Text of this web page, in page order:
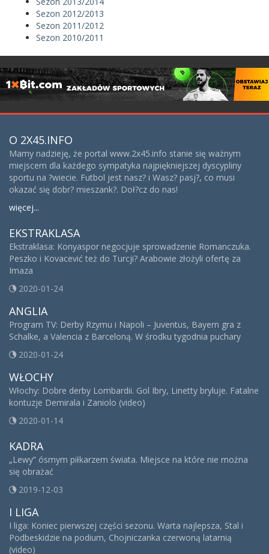
Sezon 2012/2013
Sezon 2011/2012
Sezon 2010/2011
O 2X45.INFO
Mamy nadzieję, że portal www.2x45.info stanie się ważnym
miejscem dla każdego sympatyka najpiękniejszej dyscypliny
sportu na ?wiecie. Futbol jest nasz? i Wasz? pasj?, co musi
okazać się dobr? mieszank?. Doł?cz do nas!
więcej...
EKSTRAKLASA
Ekstraklasa: Konyaspor negocjuje sprowadzenie Romanczuka.
Peszko i Kovacević też do Turcji? Arabowie złożyli ofertę za
Imaza
2020-01-24
ANGLIA
Program TV: Derby Rzymu i Napoli – Juventus, Bayern gra z
Schalke, a Valencia z Barceloną. W środku tygodnia puchary
2020-01-24
WŁOCHY
Włochy: Dobre derby Lombardii. Gol Ibry, Linetty bryluje. Fatalne
kontuzje Demirala i Zaniolo (video)
2020-01-14
KADRA
„Lewy” ósmym piłkarzem świata. Miejsce na które nie można
się obrażać
2019-12-03
I LIGA
I liga: Koniec pierwszej części sezonu. Warta najlepsza, Stal i
Podbeskidzie na podium, Chojniczanka czerwoną latarnią
(video)